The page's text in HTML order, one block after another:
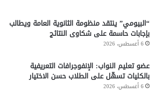
“البيومي” ينتقد منظومة الثانوية العامة ويطالب
بإجابات حاسمة على شكاوى النتائج
6 أغسطس، 2026
عضو تعليم النواب: الإنفوجرافات التعريفية
بالكليات تسهّل على الطلاب حسن الاختيار
6 أغسطس، 2026